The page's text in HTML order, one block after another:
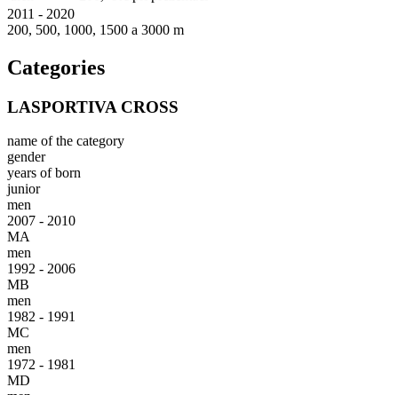
2011 - 2020
200, 500, 1000, 1500 a 3000 m
Categories
LASPORTIVA CROSS
name of the category
gender
years of born
junior
men
2007 - 2010
MA
men
1992 - 2006
MB
men
1982 - 1991
MC
men
1972 - 1981
MD